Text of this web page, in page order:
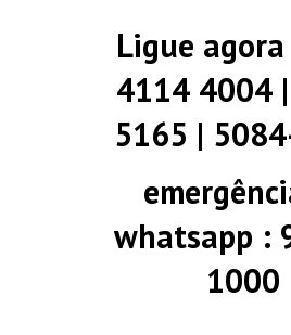
Ligue
4114 4004
5165 |
whatsapp :
1000